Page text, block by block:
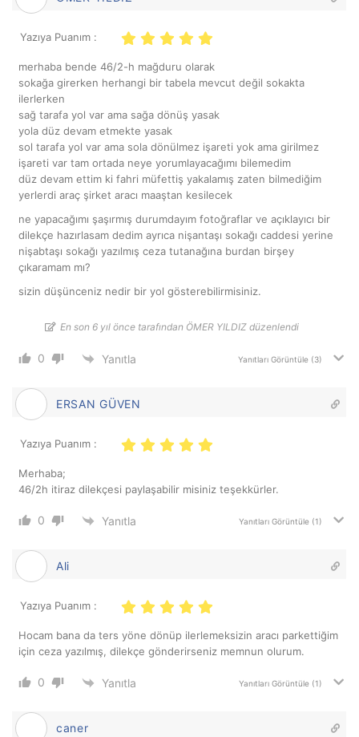
Yazıya Puanım :
merhaba bende 46/2-h mağduru olarak
sokağa girerken herhangi bir tabela mevcut değil sokakta
ilerlerken
sağ tarafa yol var ama sağa dönüş yasak
yola düz devam etmekte yasak
sol tarafa yol var ama sola dönülmez işareti yok ama girilmez
işareti var tam ortada neye yorumlayacağımı bilemedim
düz devam ettim ki fahri müfettiş yakalamış zaten bilmediğim
yerlerdi araç şirket aracı maaştan kesilecek
ne yapacağımı şaşırmış durumdayım fotoğraflar ve açıklayıcı bir
dilekçe hazırlasam dedim ayrıca nişantaşı sokağı caddesi yerine
nişabtaşı sokağı yazılmış ceza tutanağına burdan birşey
çıkaramam mı?
sizin düşünceniz nedir bir yol gösterebilirmisiniz.
En son 6 yıl önce tarafından ÖMER YILDIZ düzenlendi
0 Yanıtla Yanıtları Görüntüle (3)
ERSAN GÜVEN
Yazıya Puanım :
Merhaba;
46/2h itiraz dilekçesi paylaşabilir misiniz teşekkürler.
0 Yanıtla Yanıtları Görüntüle (1)
Ali
Yazıya Puanım :
Hocam bana da ters yöne dönüp ilerlemeksizin aracı parkettiğim
için ceza yazılmış, dilekçe gönderirseniz memnun olurum.
0 Yanıtla Yanıtları Görüntüle (1)
caner